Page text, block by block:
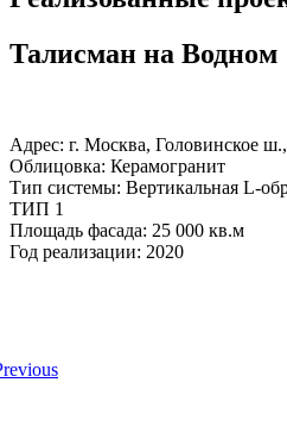
Талисман на Водном
Адрес: г. Москва, Головинское ш.,
Облицовка: Керамогранит
Тип системы: Вертикальная L-
ТИП 1
Площадь фасада: 25 000 кв.м
Год реализации: 2020